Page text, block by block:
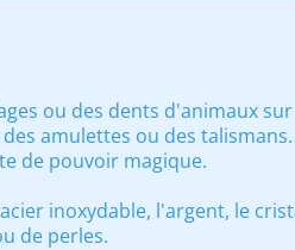
ou des dents d'animaux
amulettes ou des
de pouvoir magique.
inoxydable, l'argent, le
de perles.